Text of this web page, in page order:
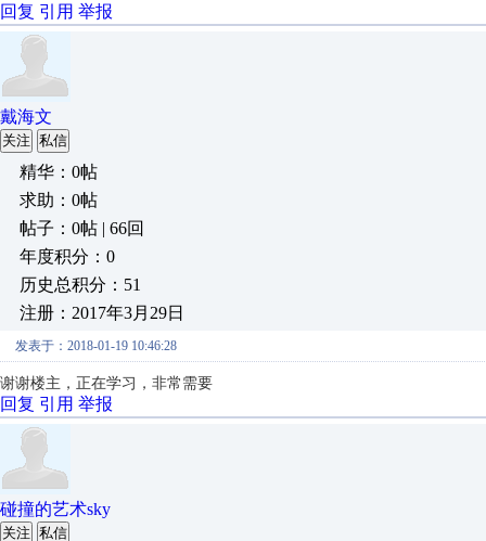
回复 引用 举报
戴海文
关注 私信
精华：0帖
求助：0帖
帖子：0帖 | 66回
年度积分：0
历史总积分：51
注册：2017年3月29日
发表于：2018-01-19 10:46:28
谢谢楼主，正在学习，非常需要
回复 引用 举报
碰撞的艺术sky
关注 私信